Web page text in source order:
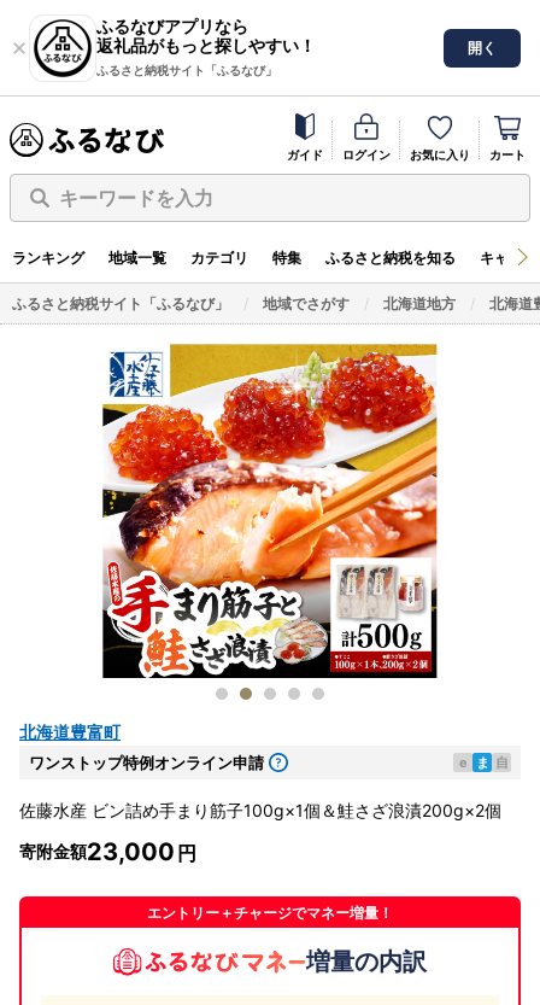
ふるなびアプリなら
返礼品がもっと探しやすい！
ふるさと納税サイト「ふるなび」
開く
ガイド ログイン お気に入り カート
キーワードを入力
ランキング 地域一覧 カテゴリ 特集 ふるさと納税を知る キャン
ふるさと納税サイト「ふるなび」 地域でさがす 北海道地方 北海道
北海道豊富町
ワンストップ特例オンライン申請 e ま 自
佐藤水産 ビン詰め手まり筋子100g×1個＆鮭さざ浪漬200g×2個
寄附金額23,000
エントリー＋チャージでマネー増量！
増量の内訳